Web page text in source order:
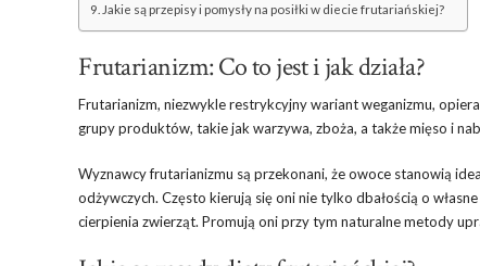
Jakie są przepisy i pomysły na posiłki w diecie frutariańskiej?
Frutarianizm: Co to jest i jak działa?
Frutarianizm, niezwykle restrykcyjny wariant weganizmu,
grupy produktów, takie jak warzywa, zboża, a także mięso i
Wyznawcy frutarianizmu są przekonani, że owoce stanowią
odżywczych. Często kierują się oni nie tylko dbałością o
cierpienia zwierząt. Promują oni przy tym naturalne metody